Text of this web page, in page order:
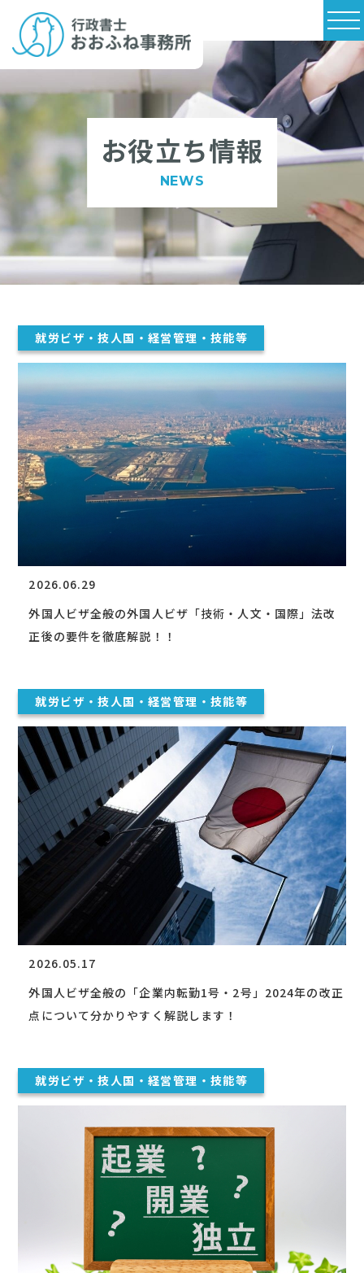
お役立ち情報
NEWS
就労ビザ・技人国・経営管理・技能等
2026.06.29
外国人ビザ全般の外国人ビザ「技術・人文・国際」法改
正後の要件を徹底解説！！
就労ビザ・技人国・経営管理・技能等
2026.05.17
外国人ビザ全般の「企業内転勤1号・2号」2024年の改正
点について分かりやすく解説します！
就労ビザ・技人国・経営管理・技能等